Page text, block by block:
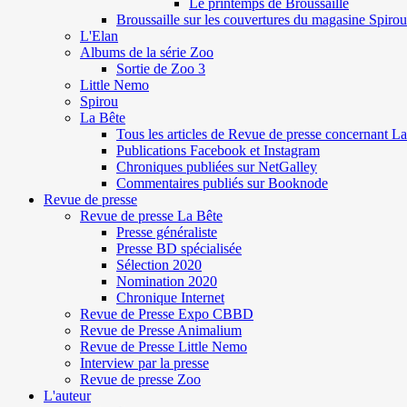
Broussaille sur les couvertures du magasine Spirou
L'Elan
Albums de la série Zoo
Sortie de Zoo 3
Little Nemo
Spirou
La Bête
Tous les articles de Revue de presse concernant
Publications Facebook et Instagram
Chroniques publiées sur NetGalley
Commentaires publiés sur Booknode
Revue de presse
Revue de presse La Bête
Presse généraliste
Presse BD spécialisée
Sélection 2020
Nomination 2020
Chronique Internet
Revue de Presse Expo CBBD
Revue de Presse Animalium
Revue de Presse Little Nemo
Interview par la presse
Revue de presse Zoo
L'auteur